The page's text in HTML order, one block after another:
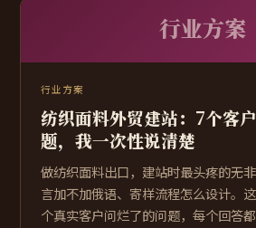
行业方案
行业方案
纺织面料外贸建站：7个客
题，我一次性说清楚
做纺织面料出口，建站时最头疼的无
言加不加俄语、寄样流程怎么设计。
个真实客户问烂了的问题，每个回答